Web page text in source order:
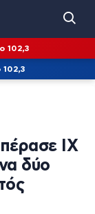
102,3
ΙΧ
δύο